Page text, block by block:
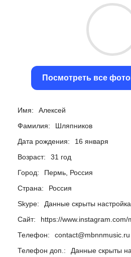
Посмотреть все
Имя:
Алексей
Фамилия:
Шляпников
Дата рождения:
16 января
Возраст:
31 год
Город:
Пермь, Россия
Страна:
Россия
Skype:
Данные скрыты
Сайт:
https://www.instagram.com/
Телефон:
contact@mbnnmusic.ru
Телефон доп.:
Данные скрыты